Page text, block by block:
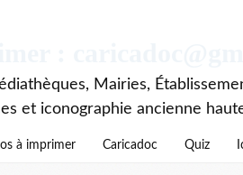
Mairies,
et iconographie ancienne
à imprimer Caricadoc Quiz